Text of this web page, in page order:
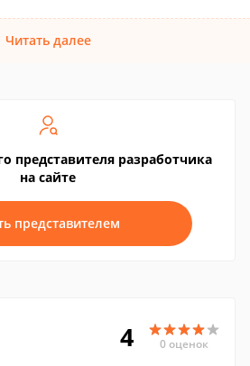
Читать далее
представителя разработчика
на сайте
представителем
4 0 оценок